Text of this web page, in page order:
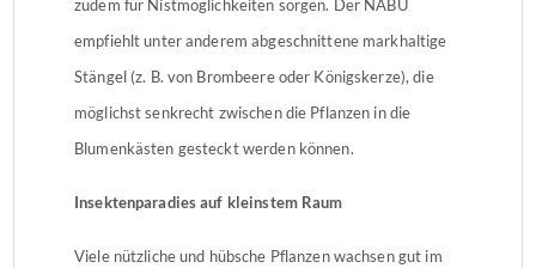
zudem für Nistmöglichkeiten sorgen. Der NABU
empfiehlt unter anderem abgeschnittene markhaltige
Stängel (z. B. von Brombeere oder Königskerze), die
möglichst senkrecht zwischen die Pflanzen in die
Blumenkästen gesteckt werden können.
Insektenparadies auf kleinstem Raum
Viele nützliche und hübsche Pflanzen wachsen gut im